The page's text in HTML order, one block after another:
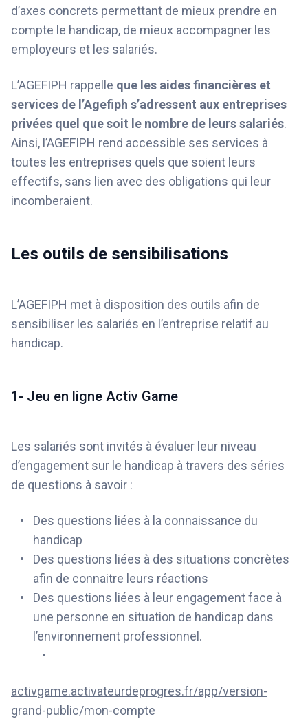
d’axes concrets permettant de mieux prendre en
compte le handicap, de mieux accompagner les
employeurs et les salariés.
L’AGEFIPH rappelle que les aides financières et
services de l’Agefiph s’adressent aux entreprises
privées quel que soit le nombre de leurs salariés.
Ainsi, l’AGEFIPH rend accessible ses services à
toutes les entreprises quels que soient leurs
effectifs, sans lien avec des obligations qui leur
incomberaient.
Les outils de sensibilisations
L’AGEFIPH met à disposition des outils afin de
sensibiliser les salariés en l’entreprise relatif au
handicap.
1- Jeu en ligne Activ Game
Les salariés sont invités à évaluer leur niveau
d’engagement sur le handicap à travers des séries
de questions à savoir :
Des questions liées à la connaissance du
handicap
Des questions liées à des situations concrètes
afin de connaitre leurs réactions
Des questions liées à leur engagement face à
une personne en situation de handicap dans
l’environnement professionnel.
activgame.activateurdeprogres.fr/app/version-
grand-public/mon-compte